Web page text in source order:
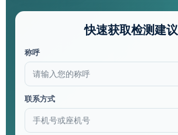
快速获取检测建议
称呼
联系方式